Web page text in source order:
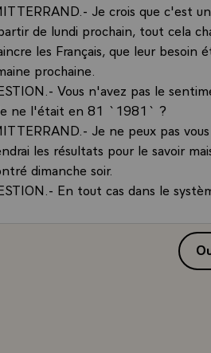
Je crois que c'est
de lundi prochain, tout cela
les Français, que leur besoin
prochaine.
Vous n'avez pas le
ne l'était en 81 `1981` ?
Je ne peux pas
les résultats pour le savoir
dimanche soir.
En tout cas dans le
Non, vous
Je suis convaincu que les
que la marche vers l'égalité